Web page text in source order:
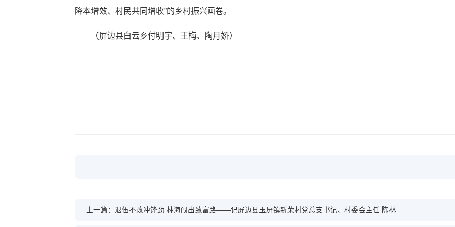
降本增效、村民共同增收”的乡村振兴画卷。
（屏边县白云乡付明宇、王梅、陶月娇）
上一篇：退伍不改冲锋劲 林海闯出致富路——记屏边县玉屏镇新荣村党总支书记、村委会主任 陈林